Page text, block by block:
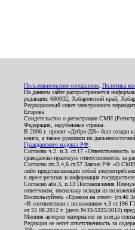
Пользовательское соглашение Политика
На данном сайте распространяется
редакции: 680032, Хабаровский край,
Редакционный совет электронного
Егорова
Свидетельство о регистрации СМИ
Федерация, зарубежные страны.
В 2006 г. проект «Дебри-ДВ» был создан
книги, а также рукописи по
Гражданского кодекса РФ
Согласно ч.2. п.3. ст.17
гражданско-правовую ответственность за
Согласно пп.3,4,6 ст.57 Закона РФ «О СМИ»,
либо представляющих собой
в пресс-релизах и информация
Согласно абз.3, п.13 Постановления
ответчиком, поскольку исходя из
Воспользуйтесь «Правом на ответ»
«В соответствии с положением ч.3 ст.196
от 22.08.2012 г. (дело №33-5325/2012)
Мнения авторов материалов не всегда
Редакция не несет ответственность за